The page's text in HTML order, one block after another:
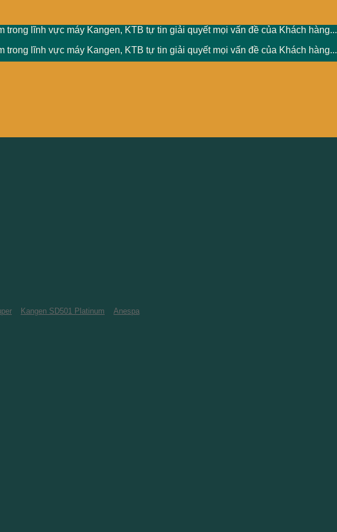
trong lĩnh vực máy Kangen, KTB tự tin giải quyết mọi vấn đề của Khách hàng...
trong lĩnh vực máy Kangen, KTB tự tin giải quyết mọi vấn đề của Khách hàng...
Kangen SD501 Platinum Anespa